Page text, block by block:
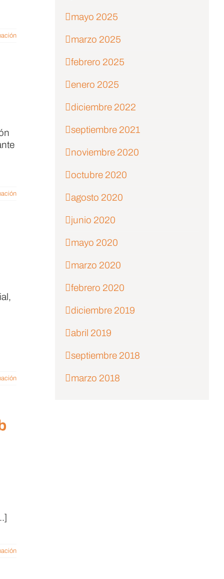
mayo 2025
marzo 2025
febrero 2025
enero 2025
diciembre 2022
septiembre 2021
noviembre 2020
octubre 2020
agosto 2020
junio 2020
mayo 2020
marzo 2020
febrero 2020
diciembre 2019
abril 2019
septiembre 2018
marzo 2018